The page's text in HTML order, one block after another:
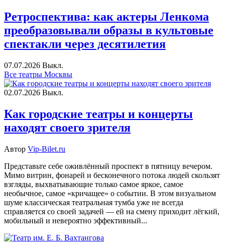
Ретроспектива: как актеры Ленкома
преобразовывали образы в культовые
спектакли через десятилетия
07.07.2026 Выкл.
Все театры Москвы
02.07.2026 Выкл.
Как городские театры и концерты
находят своего зрителя
Автор Vip-Bilet.ru
Представьте себе оживлённый проспект в пятницу вечером.
Мимо витрин, фонарей и бесконечного потока людей скользят
взгляды, выхватывающие только самое яркое, самое
необычное, самое «кричащее» о событии. В этом визуальном
шуме классическая театральная тумба уже не всегда
справляется со своей задачей — ей на смену приходит лёгкий,
мобильный и невероятно эффективный...